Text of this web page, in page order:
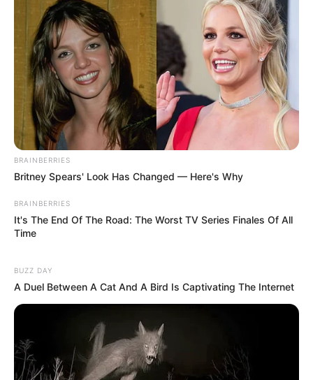
BRAINBERRIES
Britney Spears' Look Has Changed — Here's Why
BRAINBERRIES
It's The End Of The Road: The Worst TV Series Finales Of All
Time
BUZZ DAY
A Duel Between A Cat And A Bird Is Captivating The Internet